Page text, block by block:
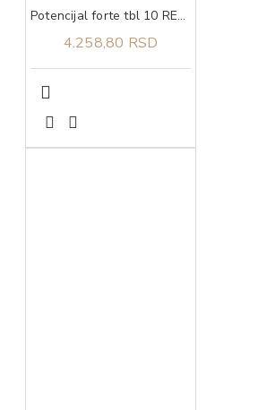
Potencijal forte tbl 10 RECYS MEDICAL
4.258,80 RSD